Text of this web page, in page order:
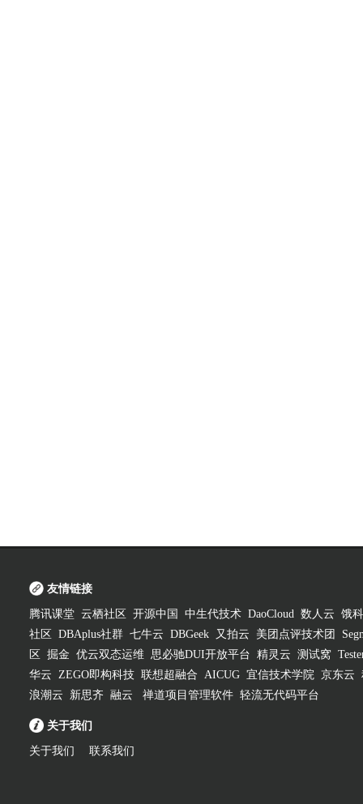
友情链接
腾讯课堂 云栖社区 开源中国 中生代技术 DaoCloud 数人云 饿
社区
DBAplus社群 七牛云 DBGeek 又拍云 美团点评技术团
区
掘金 优云双态运维 思必驰DUI开放平台 精灵云 测试窝
华云 ZEGO即构科技 联想超融合 AICUG 宜信技术学院 京东云
浪潮云
新思齐 融云 禅道项目管理软件 轻流无代码平台
关于我们
关于我们 联系我们